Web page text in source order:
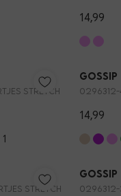
14,99
STRETCH
Gossip
0296312-
14,99
STRETCH
Gossip
0296312-